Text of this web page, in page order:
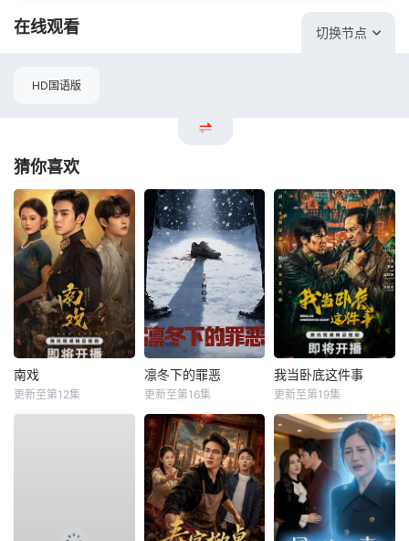
在线观看 切换节点
HD国语版
猜你喜欢
南戏
更新至第12集
凛冬下的罪恶
更新至第16集
我当卧底这件事
更新至第19集